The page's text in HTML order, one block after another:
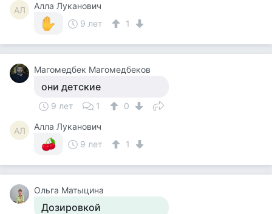
АЛ
Алла Луканович
9 лет
1
Магомедбек Магомедбеков
они детские
9 лет 1 0
АЛ
Алла Луканович
9 лет
1
Ольга Матыцина
Дозировкой